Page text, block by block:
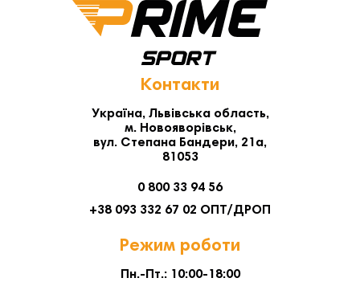
Контакти
Україна, Львівська область,
м. Новояворівськ,
вул. Степана Бандери, 21а,
81053
0 800 33 94 56
+38 093 332 67 02 ОПТ/ДРОП
Режим роботи
Пн.-Пт.: 10:00-18:00